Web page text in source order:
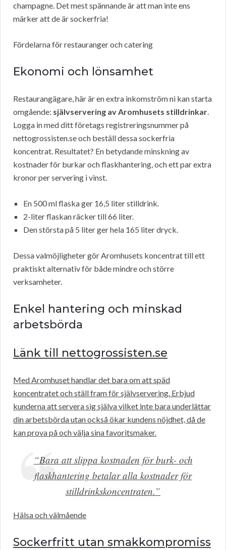
champagne. Det mest spännande är att man inte ens
märker att de är sockerfria!
Fördelarna för restauranger och catering
Ekonomi och lönsamhet
Restaurangägare, här är en extra inkomström ni kan starta
omgående: självservering av Aromhusets stilldrinkar.
Logga in med ditt företags registreringsnummer på
nettogrossisten.se och beställ dessa sockerfria
koncentrat. Resultatet? En betydande minskning av
kostnader för burkar och flaskhantering, och ett par extra
kronor per servering i vinst.
En 500 ml flaska ger 16,5 liter stilldrink.
2-liter flaskan räcker till 66 liter.
Den största på 5 liter ger hela 165 liter dryck.
Dessa valmöjligheter gör Aromhusets koncentrat till ett
praktiskt alternativ för både mindre och större
verksamheter.
Enkel hantering och minskad
arbetsbörda
Länk till nettogrossisten.se
Med Aromhuset handlar det bara om att späd
koncentratet och ställ fram för självservering. Erbjud
kunderna att servera sig själva vilket inte bara underlättar
din arbetsbörda utan också ökar kundens nöjdhet, då de
kan prova på och välja sina favoritsmaker.
“Bara att slippa kostnaden för burk- och
flaskhantering betalar alla kostnader för
stilldrinkskoncentraten.”
Hälsa och välmående
Sockerfritt utan smakkompromiss